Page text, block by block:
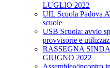
LUGLIO 2022
UIL Scuola Padova
scuole
USB Scuola: avvio
provvisorie e
RASSEGNA
GIUGNO 2022